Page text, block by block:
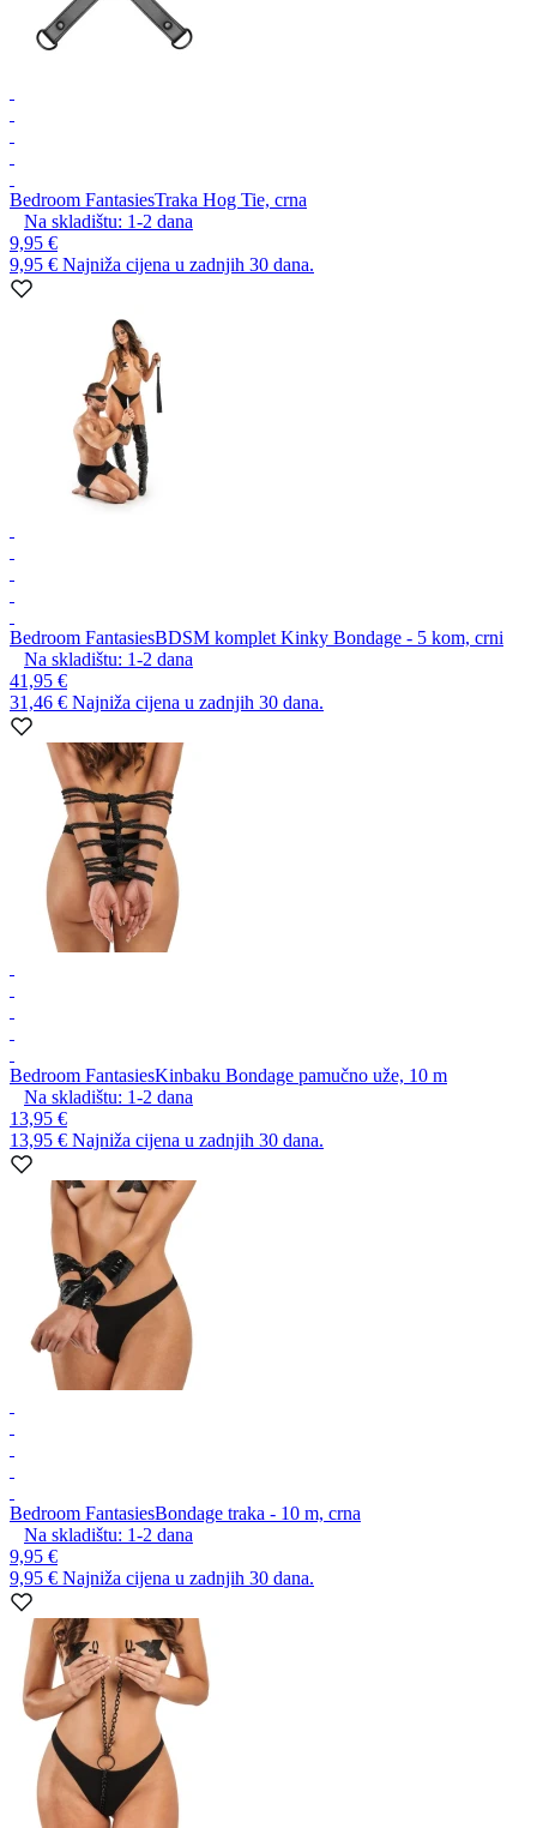
Bedroom FantasiesTraka Hog Tie, crna
Na skladištu: 1-2 dana
9,95 €
9,95 € Najniža cijena u zadnjih 30 dana.
Bedroom FantasiesBDSM komplet Kinky Bondage - 5 kom, crni
Na skladištu: 1-2 dana
41,95 €
31,46 € Najniža cijena u zadnjih 30 dana.
Bedroom FantasiesKinbaku Bondage pamučno uže, 10 m
Na skladištu: 1-2 dana
13,95 €
13,95 € Najniža cijena u zadnjih 30 dana.
Bedroom FantasiesBondage traka - 10 m, crna
Na skladištu: 1-2 dana
9,95 €
9,95 € Najniža cijena u zadnjih 30 dana.